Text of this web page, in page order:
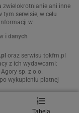
Tabela
zwielokrotnianie ani inne
tym serwisie, w celu
w
i danych
oraz serwisu tokfm.pl
z ich wydawcami:
sp. z o.o.
wykupieniu płatnej